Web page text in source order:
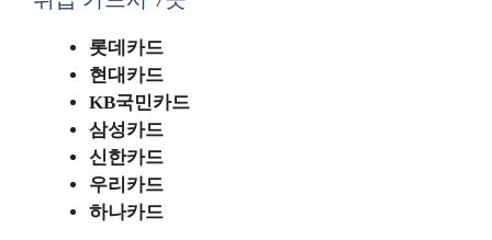
롯데카드
현대카드
KB국민카드
삼성카드
신한카드
우리카드
하나카드